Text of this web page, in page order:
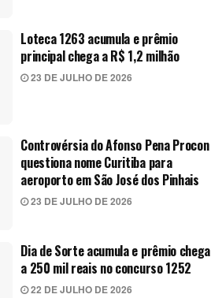
Loteca 1263 acumula e prêmio
principal chega a R$ 1,2 milhão
23 DE JULHO DE 2026
Controvérsia do Afonso Pena Procon
questiona nome Curitiba para
aeroporto em São José dos Pinhais
23 DE JULHO DE 2026
Dia de Sorte acumula e prêmio chega
a 250 mil reais no concurso 1252
22 DE JULHO DE 2026